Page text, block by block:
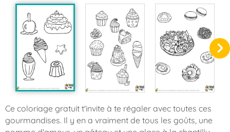
Ce coloriage gratuit t'invite à te régaler avec toutes ces
gourmandises. Il y en a vraiment de tous les goûts, une